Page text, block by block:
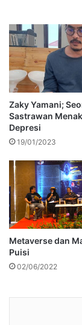
Zaky Yamani;
Sastrawan
Depresi
19/01/2023
Metaverse dan
Puisi
02/06/2022